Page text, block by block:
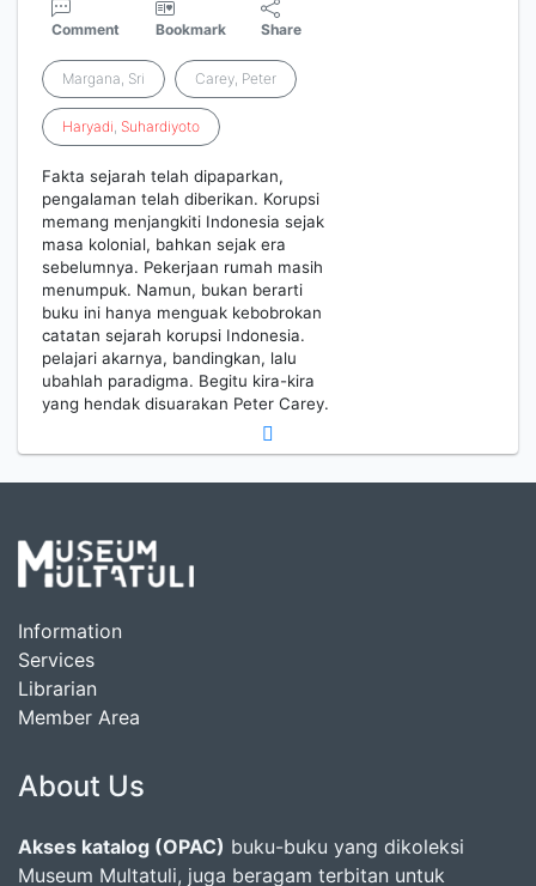
Comment Bookmark Share
Margana, Sri Carey, Peter
Haryadi Suhardiyoto
Fakta sejarah telah dipaparkan,
pengalaman telah diberikan. Korupsi
memang menjangkiti Indonesia sejak
masa kolonial, bahkan sejak era
sebelumnya. Pekerjaan rumah masih
menumpuk. Namun, bukan berarti
buku ini hanya menguak kebobrokan
catatan sejarah korupsi Indonesia.
pelajari akarnya, bandingkan, lalu
ubahlah paradigma. Begitu kira-kira
yang hendak disuarakan Peter Carey.
Information
Services
Librarian
Member Area
About Us
Akses katalog (OPAC) buku-buku yang dikoleksi
Museum Multatuli, juga beragam terbitan untuk